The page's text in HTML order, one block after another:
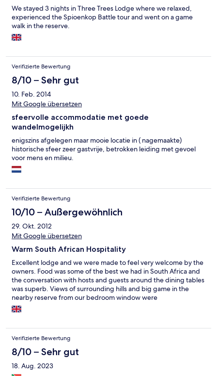
We stayed 3 nights in Three Trees Lodge where we relaxed,
experienced the Spioenkop Battle tour and went on a game
walk in the reserve.
Verifizierte Bewertung
8/10 – Sehr gut
10. Feb. 2014
Mit Google übersetzen
sfeervolle accommodatie met goede
wandelmogelijkh
enigszins afgelegen maar mooie locatie in ( nagemaakte)
historische sfeer zeer gastvrije, betrokken leiding met gevoel
voor mens en milieu.
Verifizierte Bewertung
10/10 – Außergewöhnlich
29. Okt. 2012
Mit Google übersetzen
Warm South African Hospitality
Excellent lodge and we were made to feel very welcome by the
owners. Food was some of the best we had in South Africa and
the conversation with hosts and guests around the dining tables
was superb. Views of surrounding hills and big game in the
nearby reserve from our bedroom window were
magical.Thoroughly recommend the hotel for a relaxing break in
the Drakensburg Mountains.
Verifizierte Bewertung
8/10 – Sehr gut
18. Aug. 2023